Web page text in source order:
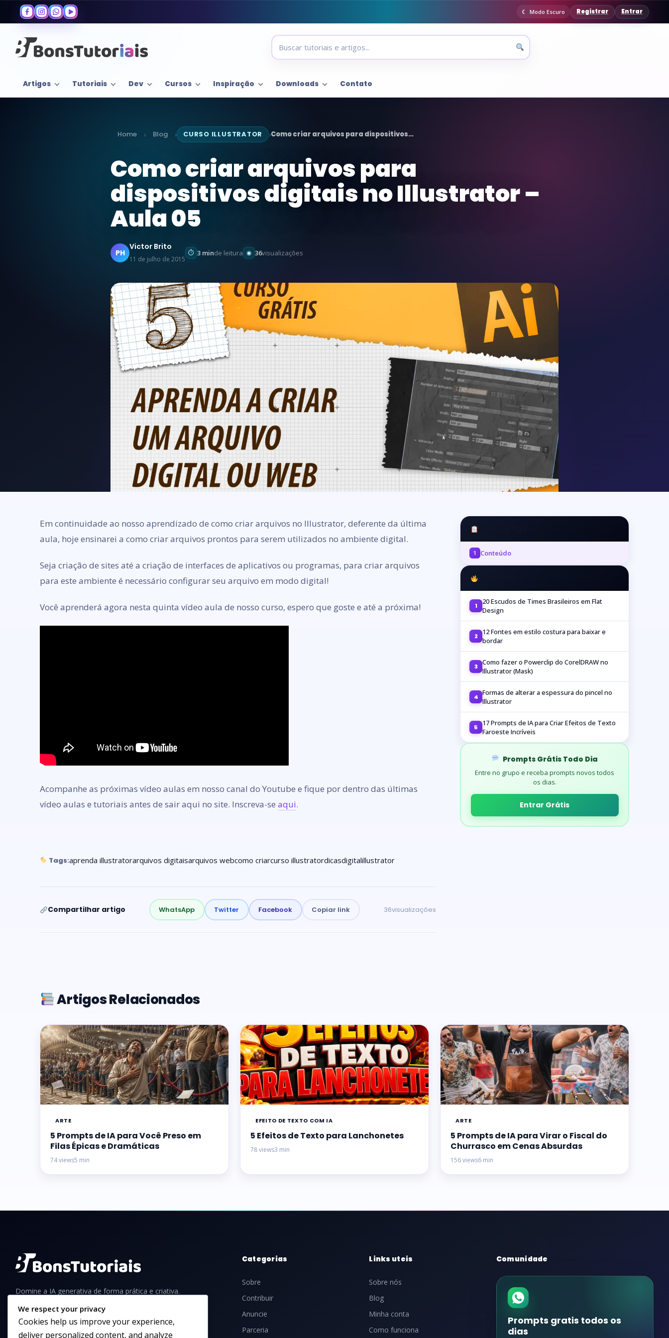
Modo Escuro Registrar Entrar
Artigos Tutoriais Dev Cursos Inspiração Downloads Contato
Home › Blog › CURSO ILLUSTRATOR ›Como criar arquivos para dispositivos…
Como criar arquivos para
dispositivos digitais no Illustrator –
Aula 05
PH
Victor Brito
11 de julho de 2015
3 minde leitura 36visualizações
Em continuidade ao nosso aprendizado de como criar arquivos no Illustrator, deferente da última
aula, hoje ensinarei a como criar arquivos prontos para serem utilizados no ambiente digital.
Seja criação de sites até a criação de interfaces de aplicativos ou programas, para criar arquivos
para este ambiente é necessário configurar seu arquivo em modo digital!
Você aprenderá agora nesta quinta vídeo aula de nosso curso, espero que goste e até a próxima!
Acompanhe as próximas vídeo aulas em nosso canal do Youtube e fique por dentro das últimas
vídeo aulas e tutoriais antes de sair aqui no site. Inscreva-se aqui.
Tags:aprenda illustratorarquivos digitaisarquivos webcomo criarcurso illustratordicasdigitalillustrator
Compartilhar artigo WhatsApp Twitter Facebook Copiar link 36visualizações
1 Conteúdo
1
20 Escudos de Times Brasileiros em Flat
Design
2
12 Fontes em estilo costura para baixar e
bordar
3 Como fazer o Powerclip do CorelDRAW no
Illustrator (Mask)
4 Formas de alterar a espessura do pincel no
Illustrator
5
17 Prompts de IA para Criar Efeitos de Texto
Faroeste Incríveis
Prompts Grátis Todo Dia
Entre no grupo e receba prompts novos todos
os dias.
Entrar Grátis
Artigos Relacionados
ARTE
5 Prompts de IA para Você Preso em
Filas Épicas e Dramáticas
74 views5 min
EFEITO DE TEXTO COM IA
5 Efeitos de Texto para Lanchonetes
78 views3 min
ARTE
5 Prompts de IA para Virar o Fiscal do
Churrasco em Cenas Absurdas
156 views6 min
Domine a IA generativa de forma prática e criativa.
guias e dicas para iniciantes e profissionais.
Categorias
Sobre
Contribuir
Anuncie
Parceria
Links uteis
Sobre nós
Blog
Minha conta
Como funciona
Comunidade
Prompts gratis todos os
dias
We respect your privacy
Cookies help us improve your experience,
deliver personalized content, and analyze